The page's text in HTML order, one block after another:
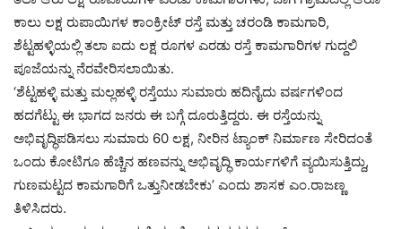
ಕಾಲು ಲಕ್ಷ ರುಪಾಯಿಗಳ ಕಾಂಕ್ರೀಟ್ ರಸ್ತೆ ಮತ್ತು ಚರಂಡಿ ಕಾಮಗಾರಿ,
ಶೆಟ್ಟಹಳ್ಳಿಯಲ್ಲಿ ತಲಾ ಐದು ಲಕ್ಷ ರೂಗಳ ಎರಡು ರಸ್ತೆ ಕಾಮಗಾರಿಗಳ ಗುದ್ದಲಿ
ಪೂಜೆಯನ್ನು ನೆರವೇರಿಸಲಾಯಿತು.
‘ಶೆಟ್ಟಹಳ್ಳಿ ಮತ್ತು ಮಲ್ಲಹಳ್ಳಿ ರಸ್ತೆಯು ಸುಮಾರು ಹದಿನೈದು ವರ್ಷಗಳಿಂದ
ಹದಗೆಟ್ಟು ಈ ಭಾಗದ ಜನರು ಈ ಬಗ್ಗೆ ದೂರುತ್ತಿದ್ದರು. ಈ ರಸ್ತೆಯನ್ನು
ಅಭಿವೃದ್ಧಿಪಡಿಸಲು ಸುಮಾರು 60 ಲಕ್ಷ, ನೀರಿನ ಟ್ಯಾಂಕ್ ನಿರ್ಮಾಣ ಸೇರಿದಂತೆ
ಒಂದು ಕೋಟಿಗೂ ಹೆಚ್ಚಿನ ಹಣವನ್ನು ಅಭಿವೃದ್ಧಿ ಕಾರ್ಯಗಳಿಗೆ ವ್ಯಯಿಸುತ್ತಿದ್ದು,
ಗುಣಮಟ್ಟದ ಕಾಮಗಾರಿಗೆ ಒತ್ತುನೀಡಬೇಕು’ ಎಂದು ಶಾಸಕ ಎಂ.ರಾಜಣ್ಣ
ತಿಳಿಸಿದರು.